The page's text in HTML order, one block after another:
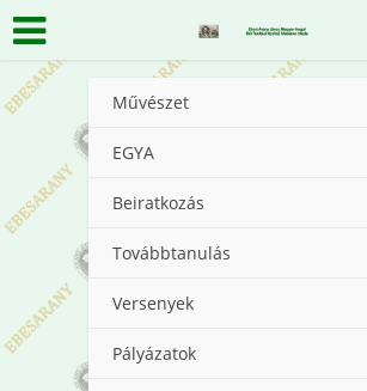
Művészet
EGYA
Beiratkozás
Továbbtanulás
Versenyek
Pályázatok